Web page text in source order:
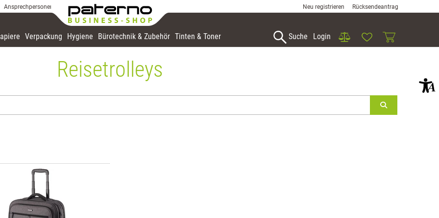
Ansprechpersonen Neu registrieren Rücksendeantrag
Suche Login VergleichWunschlisteWarenkorb
Verpackung Hygiene Bürotechnik & Zubehör Tinten & Toner
Reisetrolleys